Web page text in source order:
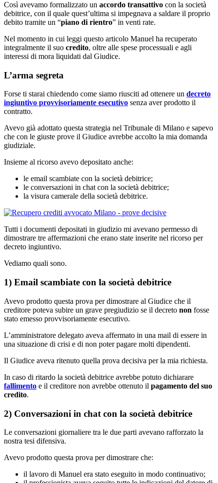
Così avevamo formalizzato un accordo transattivo con la società
debitrice, con il quale quest’ultima si impegnava a saldare il proprio
debito tramite un “piano di rientro” in venti rate.
Nel momento in cui leggi questo articolo Manuel ha recuperato
integralmente il suo credito, oltre alle spese processuali e agli
interessi di mora liquidati dal Giudice.
L’arma segreta
Forse ti starai chiedendo come siamo riusciti ad ottenere un decreto
ingiuntivo provvisoriamente esecutivo senza aver prodotto il
contratto.
Avevo già adottato questa strategia nel Tribunale di Milano e sapevo
che con le giuste prove il Giudice avrebbe accolto la mia domanda
giudiziale.
Insieme al ricorso avevo depositato anche:
le email scambiate con la società debitrice;
le conversazioni in chat con la società debitrice;
la visura camerale della società debitrice.
Tutti i documenti depositati in giudizio mi avevano permesso di
dimostrare tre affermazioni che erano state inserite nel ricorso per
decreto ingiuntivo.
Vediamo quali sono.
1) Email scambiate con la società debitrice
Avevo prodotto questa prova per dimostrare al Giudice che il
creditore poteva subire un grave pregiudizio se il decreto non fosse
stato emesso provvisoriamente esecutivo.
L’amministratore delegato aveva affermato in una mail di essere in
una situazione di crisi e di non poter pagare molti dipendenti.
Il Giudice aveva ritenuto quella prova decisiva per la mia richiesta.
In caso di ritardo la società debitrice avrebbe potuto dichiarare
fallimento e il creditore non avrebbe ottenuto il pagamento del suo
credito.
2) Conversazioni in chat con la società debitrice
Le conversazioni giornaliere tra le due parti avevano rafforzato la
nostra tesi difensiva.
Avevo prodotto questa prova per dimostrare che:
il lavoro di Manuel era stato eseguito in modo continuativo;